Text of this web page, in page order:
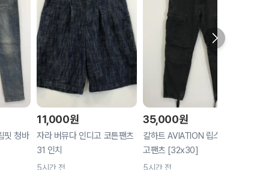
핏 청바
11,000원
자라 버뮤다 인디고 코튼팬츠
31 인치
5시간 전
35,000원
칼하트 AVIATION 립스탑 카
고팬츠 [32x30]
5시간 전